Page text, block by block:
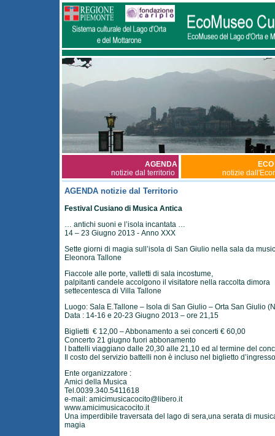
AGENDA
notizie dal territorio
notizie
AGENDA notizie dal Territorio
Festival Cusiano di Musica Antica
… antichi suoni e l’isola incantata …
14 – 23 Giugno 2013 - Anno XXX
Sette giorni di magia sull’isola di San Giulio nella sala da
Eleonora Tallone
Fiaccole alle porte, valletti di sala incostume,
palpitanti candele accolgono il visitatore nella raccolta dimora
settecentesca di Villa Tallone
Luogo: Sala E.Tallone – Isola di San Giulio – Orta San Giulio
Data : 14-16 e 20-23 Giugno 2013 – ore 21,15
Biglietti € 12,00 – Abbonamento a sei concerti € 60,00
Concerto 21 giugno fuori abbonamento
I battelli viaggiano dalle 20,30 alle 21,10 ed al termine del
Il costo del servizio battelli non è incluso nel biglietto d’ingresso
Ente organizzatore :
Amici della Musica
Tel.0039.340.5411618
e-mail: amicimusicacocito@libero.it
www.amicimusicacocito.it
Una imperdibile traversata del lago di sera,una serata di
magia